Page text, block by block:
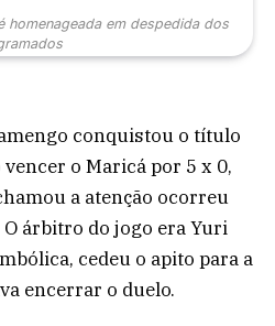
homenageada em despedida dos
conquistou o título
vencer o Maricá por 5 x 0,
a atenção ocorreu
árbitro do jogo era Yuri
cedeu o apito para a
encerrar o duelo.